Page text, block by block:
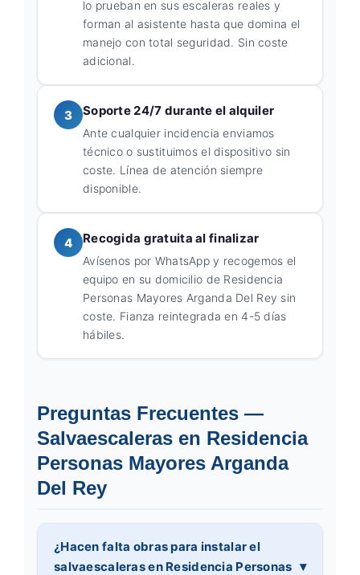
lo prueban en sus escaleras reales y
forman al asistente hasta que domina el
manejo con total seguridad. Sin coste
adicional.
3 Soporte 24/7 durante el alquiler
Ante cualquier incidencia enviamos
técnico o sustituimos el dispositivo sin
coste. Línea de atención siempre
disponible.
4 Recogida gratuita al finalizar
Avísenos por WhatsApp y recogemos el
equipo en su domicilio de Residencia
Personas Mayores Arganda Del Rey sin
coste. Fianza reintegrada en 4-5 días
hábiles.
Preguntas Frecuentes —
Salvaescaleras en Residencia
Personas Mayores Arganda
Del Rey
¿Hacen falta obras para instalar el
salvaescaleras en Residencia Personas